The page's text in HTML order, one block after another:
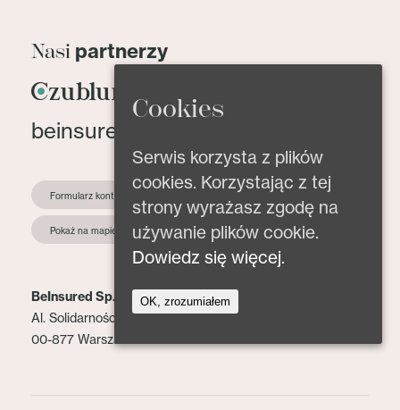
Nasi partnerzy
beinsured@beinsured.pl
Formularz kontaktowy
Pokaż na mapie
BeInsured Sp. z o.o.
Al. Solidarności 153 lok. 2
00-877 Warszawa
Cookies
Serwis korzysta z plików
cookies. Korzystając z tej
strony wyrażasz zgodę na
używanie plików cookie.
Dowiedz się więcej.
OK, zrozumiałem